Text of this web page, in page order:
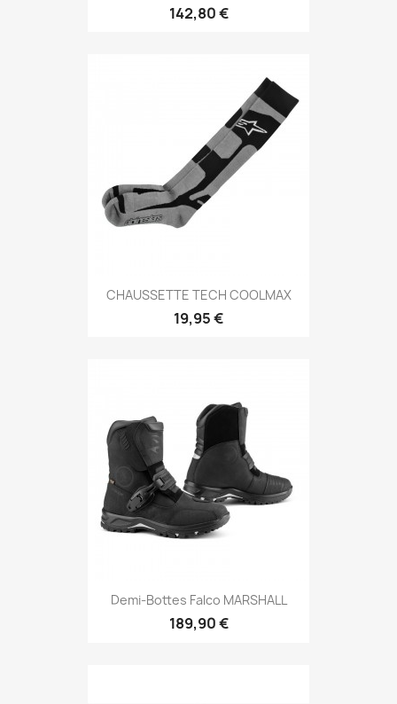
142,80 €
CHAUSSETTE TECH COOLMAX
19,95 €
Demi-Bottes Falco MARSHALL
189,90 €